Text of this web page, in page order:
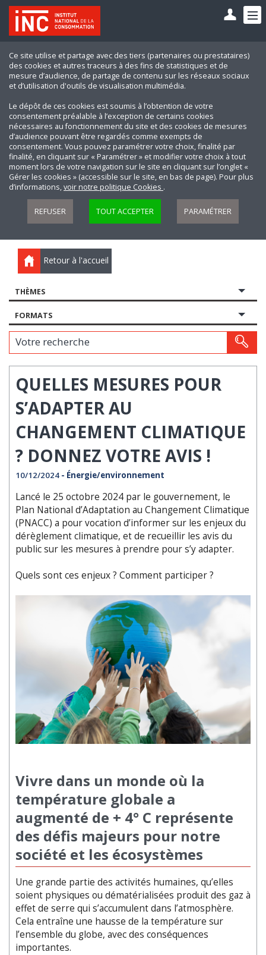
Ce site utilise et partage avec des tiers (partenaires ou prestataires)
des cookies et autres traceurs à des fins de statistiques et de
mesure d’audience, de partage de contenu sur les réseaux sociaux
et d’utilisation d'outils de visualisation multimédia.
Le dépôt de ces cookies est soumis à l’obtention de votre
consentement préalable à l’exception de certains cookies
nécessaires au fonctionnement du site et des cookies de mesures
d’audience pouvant être regardés comme exempts de
consentement. Vous pouvez paramétrer votre choix, finalité par
finalité, en cliquant sur « Paramétrer » et modifier votre choix à tout
moment lors de votre navigation sur le site en cliquant sur l’onglet «
Gérer les cookies » (accessible sur le site, en bas de page). Pour plus
d’informations,voir notre politique Cookies .
REFUSER TOUT ACCEPTER PARAMÉTRER
Retour à l'accueil
THÈMES
FORMATS
Votre recherche
QUELLES MESURES POUR
S’ADAPTER AU
CHANGEMENT CLIMATIQUE
? DONNEZ VOTRE AVIS !
10/12/2024 - Énergie/environnement
Lancé le 25 octobre 2024 par le gouvernement, le
Plan National d’Adaptation au Changement Climatique
(PNACC) a pour vocation d’informer sur les enjeux du
dérèglement climatique, et de recueillir les avis du
public sur les mesures à prendre pour s’y adapter.
Quels sont ces enjeux ? Comment participer ?
Vivre dans un monde où la
température globale a
augmenté de + 4° C représente
des défis majeurs pour notre
société et les écosystèmes
Une grande partie des activités humaines, qu’elles
soient physiques ou dématérialisées produit des gaz à
effet de serre qui s’accumulent dans l’atmosphère.
Cela entraîne une hausse de la température sur
l’ensemble du globe, avec des conséquences
importantes.